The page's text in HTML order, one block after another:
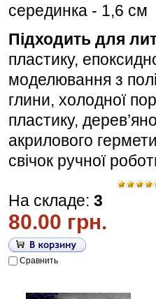
серединка - 1,6 см
Підходить для
пластику,
моделювання з
глини, холодної
пластику,
акрилового
свічок ручної
На складе: 3
80.00 грн.
Сравнить